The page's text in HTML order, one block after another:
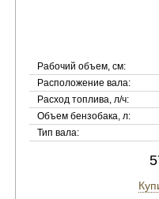
Рабочий объем, см:
Расположение вала:
Расход топлива, л/ч:
Объем бензобака, л:
Тип вала: